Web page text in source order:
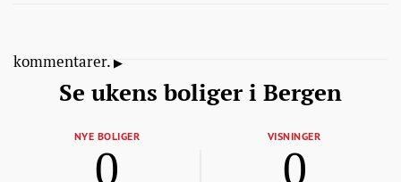
kommentarer.
Se ukens boliger i Bergen
NYE BOLIGER
0
VISNINGER
0